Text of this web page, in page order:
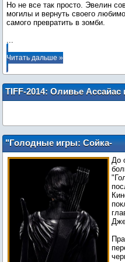
Но не все так просто. Эвелин
могилы и вернуть своего
...
Читать дальше »
TIFF-2014: Оливье
Бинош на премьере
"Голодные игры: Сойка-
пересмешница": первый
До